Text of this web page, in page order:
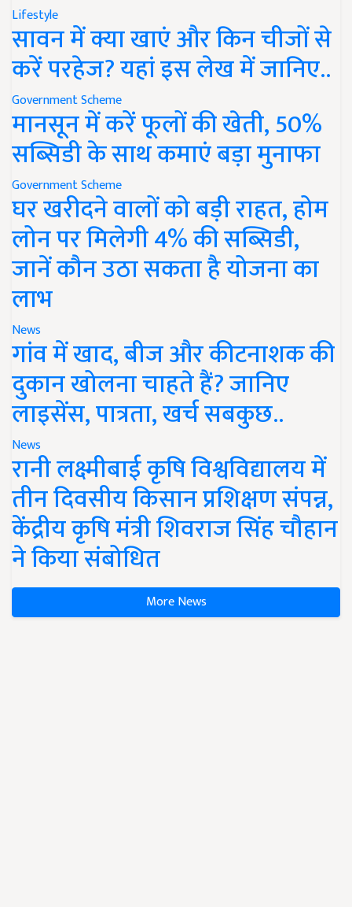
Lifestyle
सावन में क्या खाएं और किन चीजों से
करें परहेज? यहां इस लेख में जानिए..
Government Scheme
मानसून में करें फूलों की खेती, 50%
सब्सिडी के साथ कमाएं बड़ा मुनाफा
Government Scheme
घर खरीदने वालों को बड़ी राहत, होम
लोन पर मिलेगी 4% की सब्सिडी,
जानें कौन उठा सकता है योजना का
लाभ
News
गांव में खाद, बीज और कीटनाशक की
दुकान खोलना चाहते हैं? जानिए
लाइसेंस, पात्रता, खर्च सबकुछ..
News
रानी लक्ष्मीबाई कृषि विश्वविद्यालय में
तीन दिवसीय किसान प्रशिक्षण संपन्न,
केंद्रीय कृषि मंत्री शिवराज सिंह चौहान
ने किया संबोधित
More News